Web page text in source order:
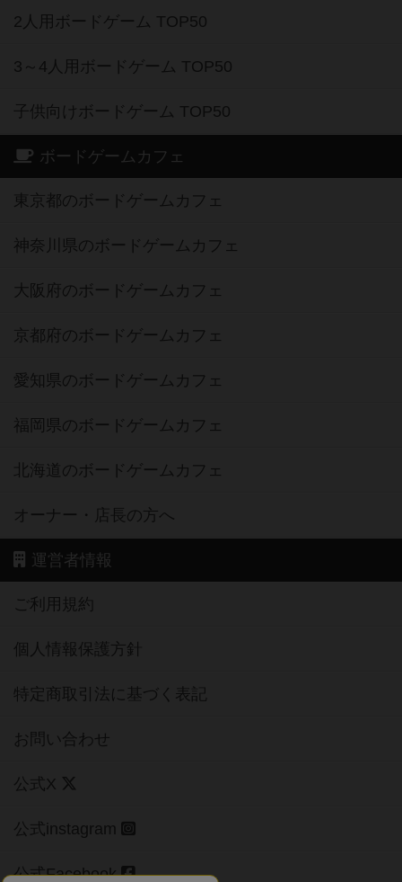
2人用ボードゲーム TOP50
3～4人用ボードゲーム TOP50
子供向けボードゲーム TOP50
ボードゲームカフェ
東京都のボードゲームカフェ
神奈川県のボードゲームカフェ
大阪府のボードゲームカフェ
京都府のボードゲームカフェ
愛知県のボードゲームカフェ
福岡県のボードゲームカフェ
北海道のボードゲームカフェ
オーナー・店長の方へ
運営者情報
ご利用規約
個人情報保護方針
特定商取引法に基づく表記
お問い合わせ
公式X
公式instagram
公式Facebook